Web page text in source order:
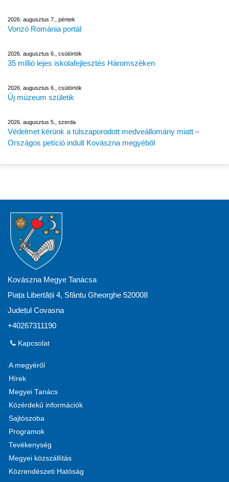
2026. augusztus 7., péntek
Vonzó Románia portál
2026. augusztus 6., csütörtök
35 millió lejes iskolafejlesztés Háromszéken
2026. augusztus 6., csütörtök
Új múzeum születik
2026. augusztus 5., szerda
Védelmet kérünk a túlszaporodott medveállomány miatt –
Országos petíció indult Kovászna megyéből
Kovászna Megye Tanácsa
Piața Libertății 4, Sfântu Gheorghe 520008
Județul Covasna
+40267311190
Kapcsolat
A megyéről
Hírek
Megyei Tanács
Közérdekű információk
Sajtószoba
Programok
Tevékenység
Megyei közszállítás
Közrendészeti Hatóság